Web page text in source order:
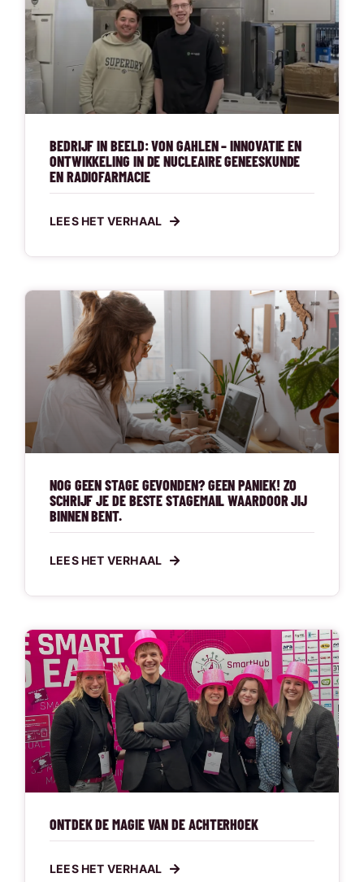
BEDRIJF IN BEELD: VON GAHLEN – INNOVATIE EN
ONTWIKKELING IN DE NUCLEAIRE GENEESKUNDE
EN RADIOFARMACIE
LEES HET VERHAAL
NOG GEEN STAGE GEVONDEN? GEEN PANIEK! ZO
SCHRIJF JE DE BESTE STAGEMAIL WAARDOOR JIJ
BINNEN BENT.
LEES HET VERHAAL
ONTDEK DE MAGIE VAN DE ACHTERHOEK
LEES HET VERHAAL